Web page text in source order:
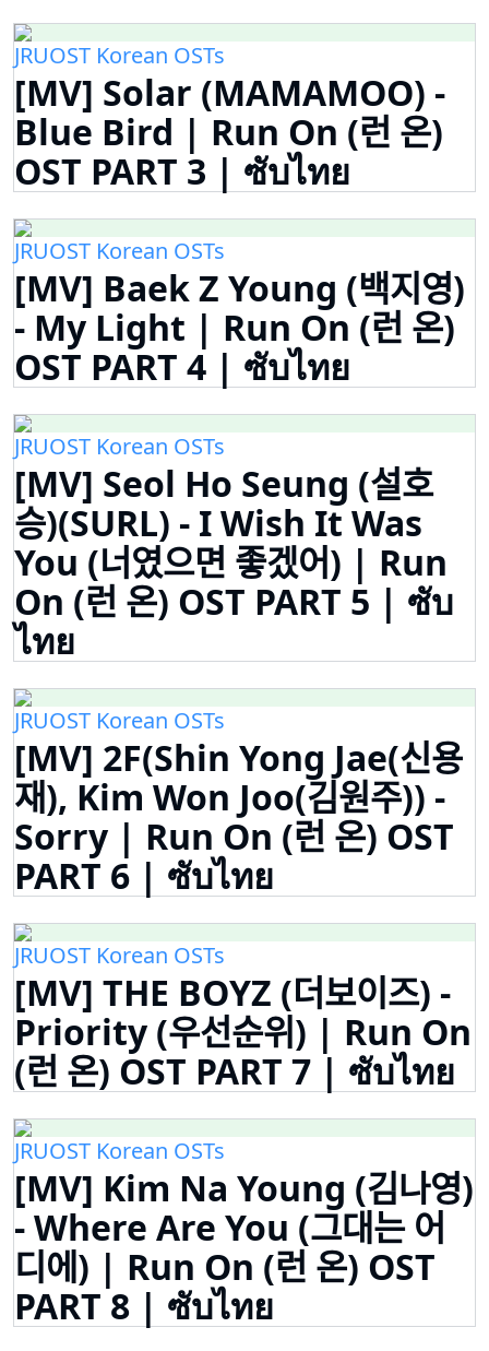
JRUOST Korean OSTs
[MV] Solar (MAMAMOO) -
Blue Bird | Run On (런 온)
OST PART 3 | ซับไทย
JRUOST Korean OSTs
[MV] Baek Z Young (백지영)
- My Light | Run On (런 온)
OST PART 4 | ซับไทย
JRUOST Korean OSTs
[MV] Seol Ho Seung (설호
승)(SURL) - I Wish It Was
You (너였으면 좋겠어) | Run
On (런 온) OST PART 5 | ซับ
ไทย
JRUOST Korean OSTs
[MV] 2F(Shin Yong Jae(신용
재), Kim Won Joo(김원주)) -
Sorry | Run On (런 온) OST
PART 6 | ซับไทย
JRUOST Korean OSTs
[MV] THE BOYZ (더보이즈) -
Priority (우선순위) | Run On
(런 온) OST PART 7 | ซับไทย
JRUOST Korean OSTs
[MV] Kim Na Young (김나영)
- Where Are You (그대는 어
디에) | Run On (런 온) OST
PART 8 | ซับไทย